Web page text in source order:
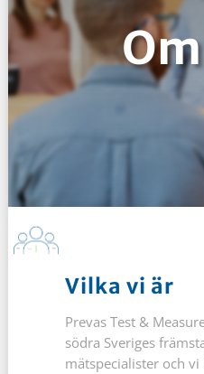
Vilka vi är
Prevas Test &
södra Sveriges
mätspecialister och